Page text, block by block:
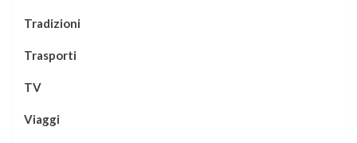
Tradizioni
Trasporti
TV
Viaggi